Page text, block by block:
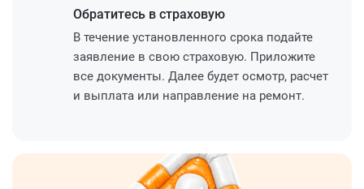
Обратитесь в страховую
В течение установленного срока подайте
заявление в свою страховую. Приложите
все документы. Далее будет осмотр, расчет
и выплата или направление на ремонт.